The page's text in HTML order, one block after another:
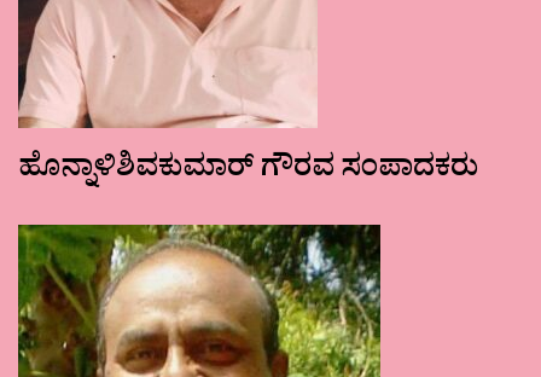
ಹೊನ್ನಾಳಿಶಿವಕುಮಾರ್ ಗೌರವ ಸಂಪಾದಕರು